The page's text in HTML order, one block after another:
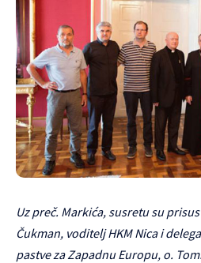
Uz preč. Markića, susretu su
Čukman, voditelj HKM Nica i
pastve za Zapadnu Europu, o.